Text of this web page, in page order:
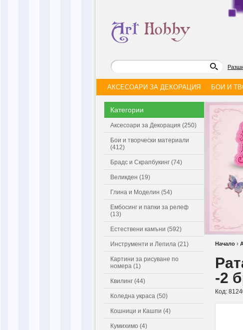
АКСЕСОАРИ ЗА ДЕКОРАЦИЯ БОИ И
Категории
Аксесоари за Декорация (250)
Бои и творчески материали
(412)
Брадс и Скрапбукинг (74)
Великден (19)
Глина и Моделин (54)
Ембосинг и папки за релеф
(13)
Естествени камъни (592)
Инструменти и Лепила (21)
Картини за рисуване по
номера (1)
Квилинг (44)
Коледна украса (50)
Кошници и Кашпи (4)
Кумихимо (4)
Начало ›
-2
Код: